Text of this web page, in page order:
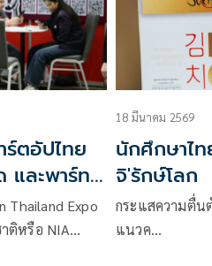
าผ่านกระบวนกา
มกลายมาเป็น
ภาพและรักษ์โลก
ตอัปไทย
และพาร์ท
น่วยงาน
ยสู่ธุรกิจ
Thailand Expo
ติหรือ NIA
18 มีนาคม 2569
นักศึกษาไ
จิ'รักษ์โลก
กระแสความตื่น
แนวค…